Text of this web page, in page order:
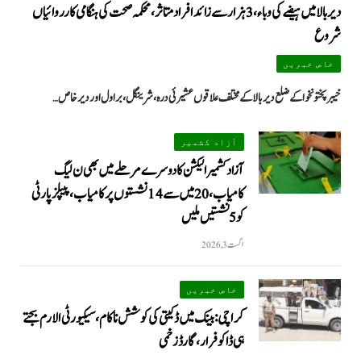
دیر بالا میں ہیضے کی وباء، 3 ہزار سے زائد افراد متاثر، محکمہ صحت کی ہنگامی کارروائیاں
شروع
خاص خبریں
خیبرپختونخوا کے ضلع دیر بالا کے مختلف علاقوں عشیرئی درہ، شرینگل، براول اور دیر خاص…
آزاد کشمیر
آزاد کشمیر الیکشن کا دوسرے مرحلے میں بھی ن لیگ
کامیاب، 20 میں سے 14 نشستوں پر کامیاب، پیپلزپارٹی
کو 5 نشستیں ملیں
اگست 3, 2026
خاص خبریں
کراچی: بینک میں ڈکیتی کی کوشش ناکام، سیکیورٹی الارم بجتے
ہی ڈاکو فرار، گارڈ زخمی